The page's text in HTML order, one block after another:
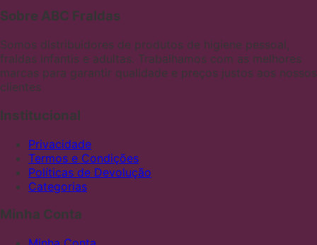
Sobre ABC Fraldas
Somos distribuidores de produtos de higiene pessoal,
fraldas infantis e adultas. Trabalhamos com as melhores
marcas para garantir qualidade e preços justos aos nossos
clientes
Institucional
Privacidade
Termos e Condições
Políticas de Devolução
Categorias
Minha Conta